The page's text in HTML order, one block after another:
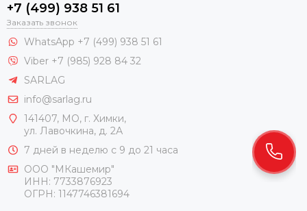
+7 (499) 938 51 61
Заказать звонок
WhatsApp +7 (499) 938 51 61
Viber +7 (985) 928 84 32
SARLAG
info@sarlag.ru
141407, МО, г. Химки,
ул. Лавочкина, д. 2А
7 дней в неделю с 9 до 21 часа
ООО "МКашемир"
ИНН: 7733876923
ОГРН: 1147746381694